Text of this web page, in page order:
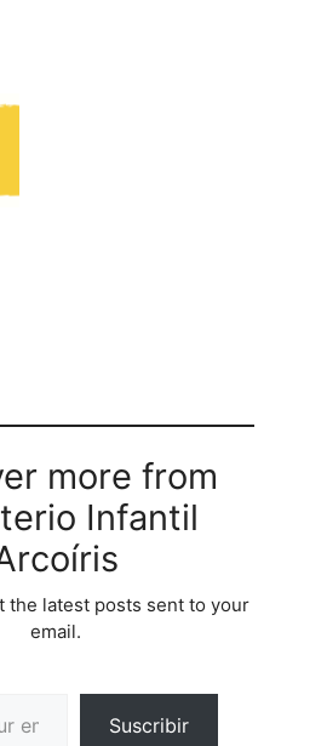
more from
Infantil
the latest posts sent to your
email.
Suscribir